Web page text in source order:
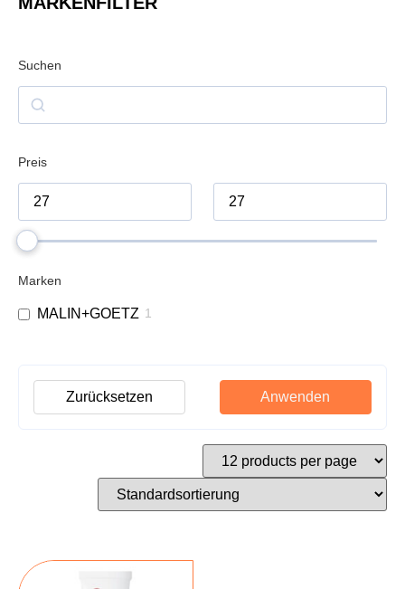
Suchen
Preis
Marken
MALIN+GOETZ 1
Anwenden
Zurücksetzen